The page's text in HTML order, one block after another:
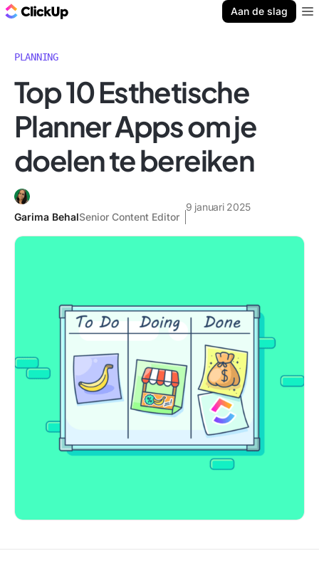
Aan de slag
PLANNING
Top 10 Esthetische
Planner Apps om je
doelen te bereiken
Garima BehalSenior Content Editor
9 januari 2025